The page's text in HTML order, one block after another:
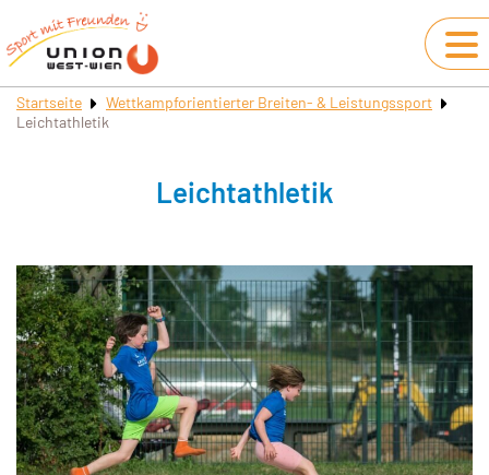
Startseite
Wettkampforientierter Breiten- & Leistungssport
Leichtathletik
Leichtathletik